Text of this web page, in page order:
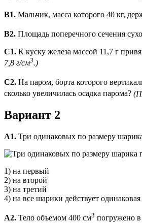
В1. Мальчик, масса которого 40 кг,
В2. Площадь поперечного сечения
С1. К куску железа массой 11,7 г
7,8 г/см3.)
С2. На паром, борта которого
сколько увеличилась осадка парома?
Вариант 2
А1. Три одинаковых по размеру
1) на первый
2) на второй
3) на третий
4) на все шарики действует
А2. Тело объемом 400 см3 погружено